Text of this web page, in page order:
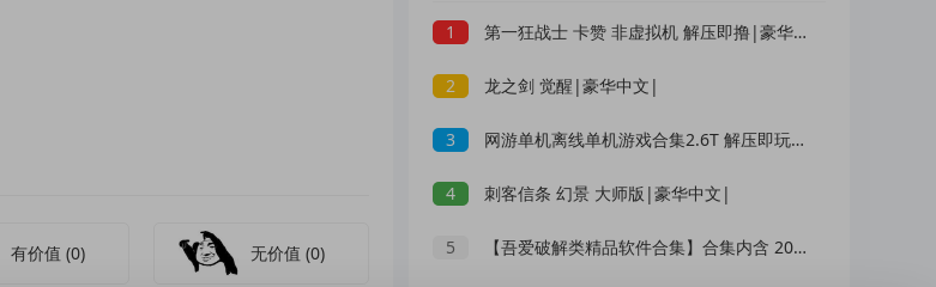
有价值(0) 无价值(0)
1 第一狂战士 卡赞 非虚拟机 解压即撸|豪华中文|
2 龙之剑 觉醒|豪华中文|
3 网游单机离线单机游戏合集2.6T 解压即玩 网盘下载 一键端免安装免配置
4 刺客信条 幻景 大师版|豪华中文|
5 【吾爱破解类精品软件合集】合集内含 2000 +实用工具 【1.5GB】